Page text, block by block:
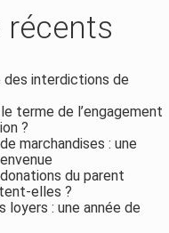
des interdictions de
terme de l’engagement
?
marchandises : une
du parent
elles ?
loyers : une année de